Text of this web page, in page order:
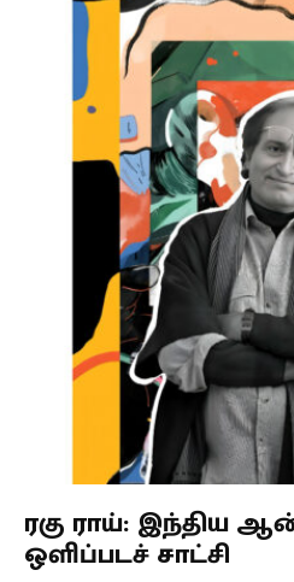
ரகு ராய்: இந்திய
ஒளிப்படச் சாட்சி